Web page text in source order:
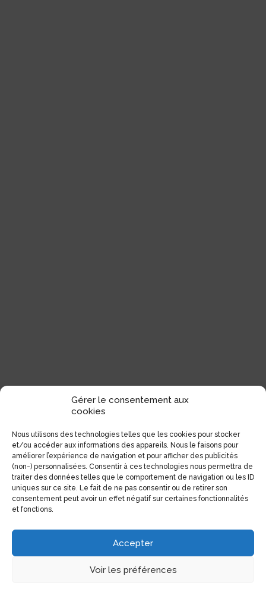
Gérer le consentement aux
cookies
Nous utilisons des technologies telles que les cookies pour stocker
et/ou accéder aux informations des appareils. Nous le faisons pour
améliorer l’expérience de navigation et pour afficher des publicités
(non-) personnalisées. Consentir à ces technologies nous permettra de
traiter des données telles que le comportement de navigation ou les ID
uniques sur ce site. Le fait de ne pas consentir ou de retirer son
consentement peut avoir un effet négatif sur certaines fonctionnalités
et fonctions.
Accepter
Voir les préférences
Coordonnées